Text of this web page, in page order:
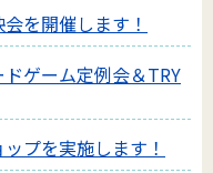
を開催します！
ドゲーム定例会＆TRY
プを実施します！